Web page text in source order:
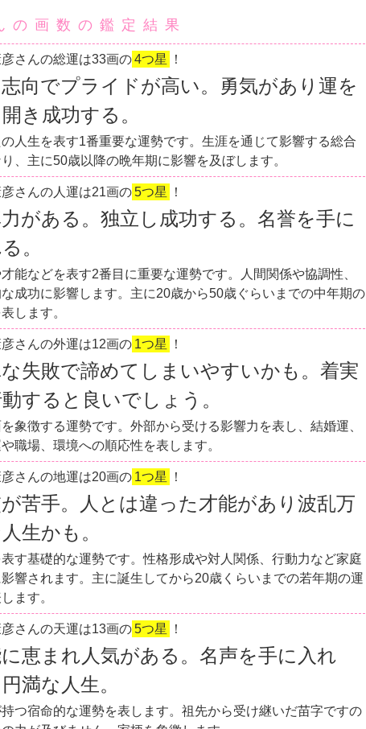
の画数の鑑定結果
さんの総運は33画の4つ星 ！
向でプライドが高い。勇気があり運を
き成功する。
人生を表す1番重要な運勢です。生涯を通じて影響する総合
、主に50歳以降の晩年期に影響を及ぼします。
さんの人運は21画の5つ星 ！
がある。独立し成功する。名誉を手に
。
能などを表す2番目に重要な運勢です。人間関係や協調性、
成功に影響します。主に20歳から50歳ぐらいまでの中年期の
します。
さんの外運は12画の 1つ星 ！
失敗で諦めてしまいやすいかも。着実
すると良いでしょう。
象徴する運勢です。外部から受ける影響力を表し、結婚運、
職場、環境への順応性を表します。
さんの地運は20画の 1つ星 ！
苦手。人とは違った才能があり波乱万
生かも。
す基礎的な運勢です。性格形成や対人関係、行動力など家庭
響されます。主に誕生してから20歳くらいまでの若年期の運
ます。
さんの天運は13画の5つ星 ！
恵まれ人気がある。名声を手に入れ
満な人生。
つ宿命的な運勢を表します。祖先から受け継いだ苗字ですの